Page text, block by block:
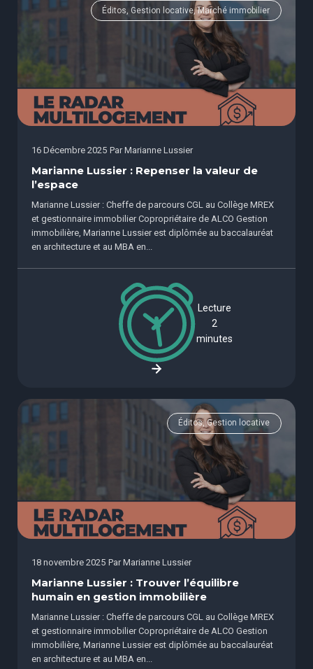
Éditos, Gestion locative, Marché immobilier
16 Décembre 2025 Par Marianne Lussier
Marianne Lussier : Repenser la valeur de
l’espace
Marianne Lussier : Cheffe de parcours CGL au Collège MREX
et gestionnaire immobilier Copropriétaire de ALCO Gestion
immobilière, Marianne Lussier est diplômée au baccalauréat
en architecture et au MBA en...
Lecture
2
minutes
Éditos, Gestion locative
18 novembre 2025 Par Marianne Lussier
Marianne Lussier : Trouver l’équilibre
humain en gestion immobilière
Marianne Lussier : Cheffe de parcours CGL au Collège MREX
et gestionnaire immobilier Copropriétaire de ALCO Gestion
immobilière, Marianne Lussier est diplômée au baccalauréat
en architecture et au MBA en...